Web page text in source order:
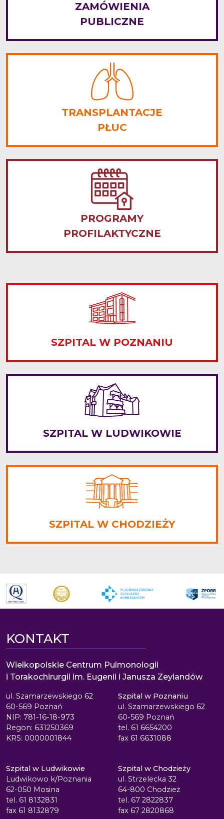
ZAMÓWIENIA
PUBLICZNE
TRANSPLANTACJE
PŁUC
PROGRAMY
PROFILAKTYCZNE
SZPITAL W POZNANIU
SZPITAL W LUDWIKOWIE
SZPITAL W CHODZIEŻY
KONTAKT
Wielkopolskie Centrum Pulmonologii
i Torakochirurgii im. Eugenii i Janusza Zeylandów
ul. Szamarzewskiego 62
60-569 Poznań
NIP: 781-16-18-973
Regon: 631250369
KRS: 0000001844
Szpital w Poznaniu
ul. Szamarzewskiego 62
60-569 Poznań
tel. 61 6654200
fax 61 6631088
Szpital w Ludwikowie
Ludwikowo k/Poznania
62-050 Mosina
tel. 61 8132831
fax 61 8132879
Szpital w Chodzieży
ul. Strzelecka 32
64-800 Chodzież
tel. 67 2822837
fax 67 2820868